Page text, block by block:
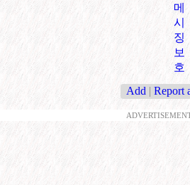
메
시
징
보
호
Add | Report